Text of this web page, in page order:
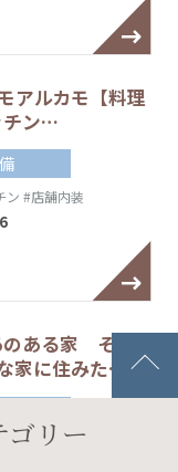
アルカモ【料理
チン…
ン #店舗内装
ある家 その
家に住みた…
器具リー